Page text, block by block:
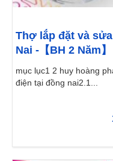
Thợ lắp đặt và
Nai -【BH 2 Năm】
mục lục1 2 huy hoàng
điện tại đồng nai2.1...